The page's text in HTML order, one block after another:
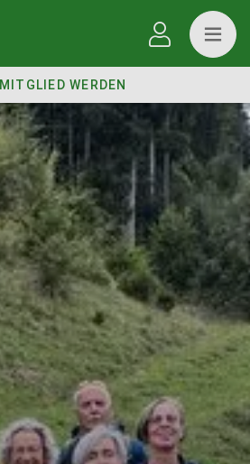
MITGLIED WERDEN